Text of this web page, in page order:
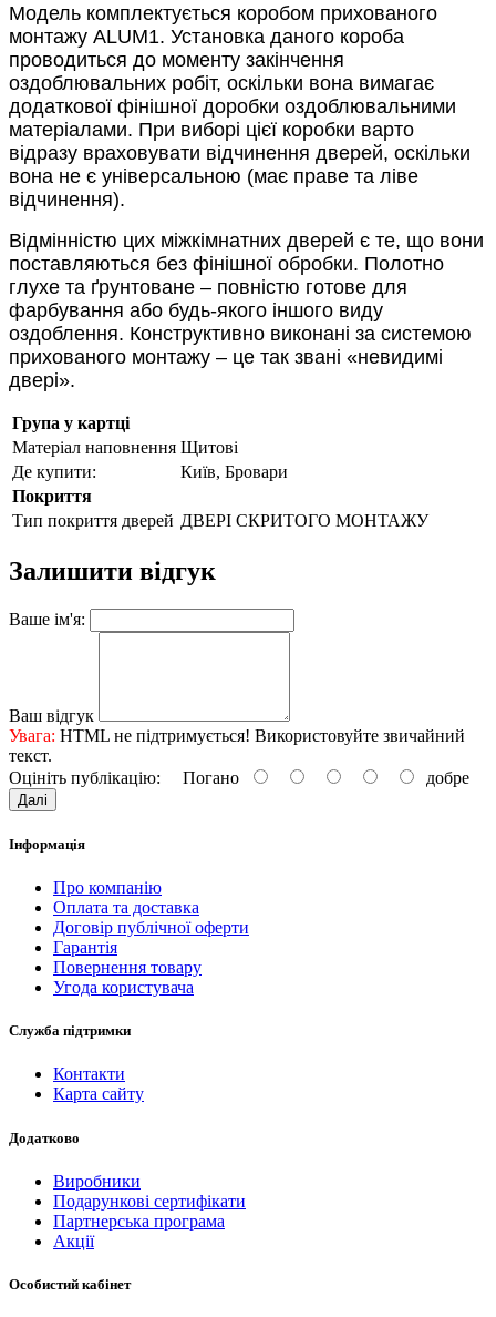
Модель комплектується коробом прихованого
монтажу ALUM1. Установка даного короба
проводиться до моменту закінчення
оздоблювальних робіт, оскільки вона вимагає
додаткової фінішної доробки оздоблювальними
матеріалами. При виборі цієї коробки варто
відразу враховувати відчинення дверей, оскільки
вона не є універсальною (має праве та ліве
відчинення).
Відмінністю цих міжкімнатних дверей є те, що вони
поставляються без фінішної обробки. Полотно
глухе та ґрунтоване – повністю готове для
фарбування або будь-якого іншого виду
оздоблення. Конструктивно виконані за системою
прихованого монтажу – це так звані «невидимі
двері».
Група у картці
Матеріал наповнення Щитові
Де купити:
Київ, Бровари
Покриття
Тип покриття дверей ДВЕРІ СКРИТОГО МОНТАЖУ
Залишити відгук
Ваше ім'я:
Ваш відгук
Увага: HTML не підтримується! Використовуйте звичайний
текст.
Оцініть публікацію: Погано добре
Далі
Інформація
Про компанію
Оплата та доставка
Договір публічної оферти
Гарантія
Повернення товару
Угода користувача
Служба підтримки
Контакти
Карта сайту
Додатково
Виробники
Подарункові сертифікати
Партнерська програма
Акції
Особистий кабінет